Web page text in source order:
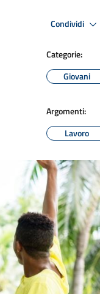
Condividi
Categorie:
Giovani
Argomenti:
Lavoro